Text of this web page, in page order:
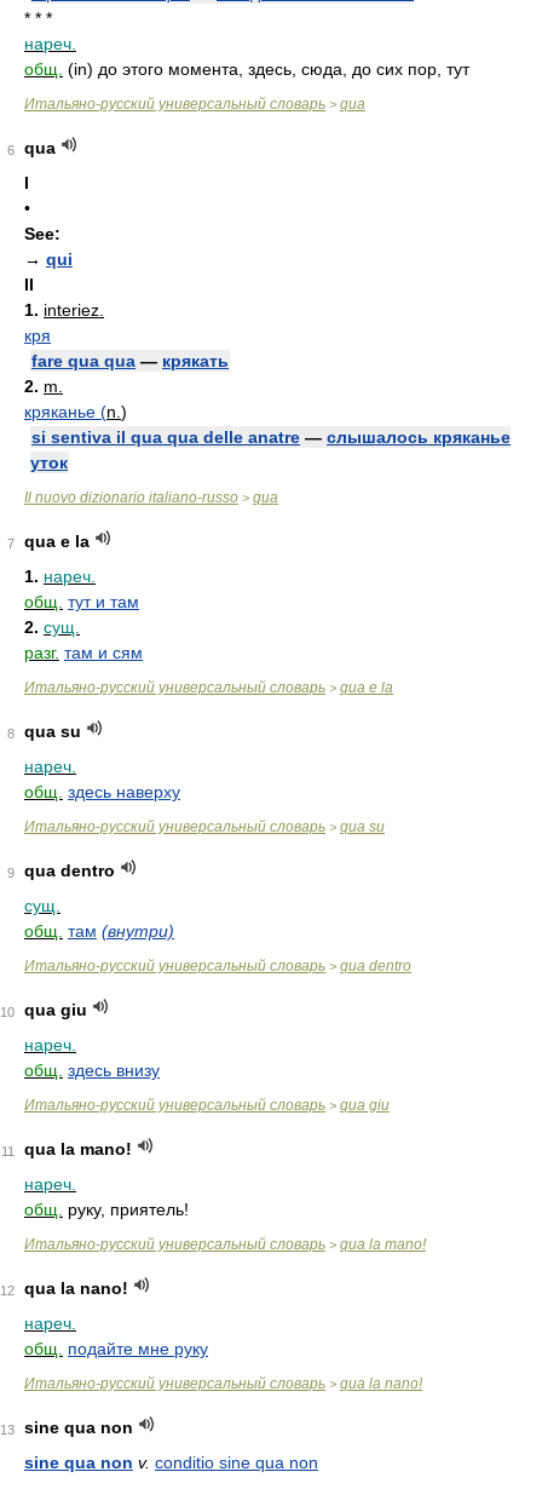
* * *
нареч.
общ. (in) до этого момента, здесь, сюда, до сих пор, тут
Итальяно-русский универсальный словарь > qua
6
qua
I
•
See:
→ qui
II
1. interiez.
кря
fare qua qua — крякать
2. m.
кряканье (n. )
si sentiva il qua qua delle anatre — слышалось кряканье
уток
Il nuovo dizionario italiano-russo > qua
7
qua e la
1. нареч.
общ. тут и там
2. сущ.
разг. там и сям
Итальяно-русский универсальный словарь > qua e la
8
qua su
нареч.
общ. здесь наверху
Итальяно-русский универсальный словарь > qua su
9
qua dentro
сущ.
общ. там (внутри)
Итальяно-русский универсальный словарь > qua dentro
10
qua giu
нареч.
общ. здесь внизу
Итальяно-русский универсальный словарь > qua giu
11
qua la mano!
нареч.
общ.
руку, приятель!
Итальяно-русский универсальный словарь > qua la mano!
12
qua la nano!
нареч.
общ.
подайте мне руку
Итальяно-русский универсальный словарь > qua la nano!
13
sine qua non
sine qua non v. conditio sine qua non